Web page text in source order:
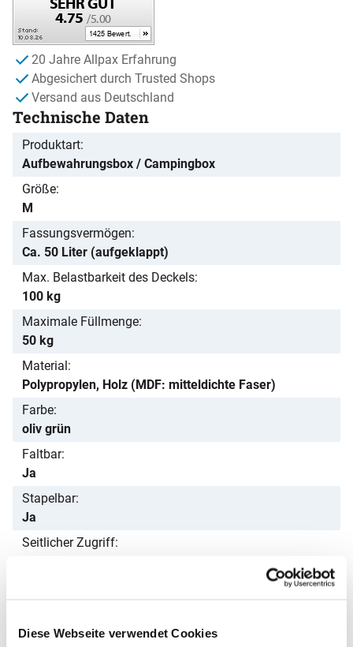
Diese Webseite verwendet Cookies
20 Jahre Allpax Erfahrung
Abgesichert durch Trusted Shops
Versand aus Deutschland
Technische Daten
Produktart
Aufbewahrungsbox / Campingbox
Größe
M
Fassungsvermögen
Ca. 50 Liter (aufgeklappt)
Max. Belastbarkeit des Deckels
100 kg
Maximale Füllmenge
50 kg
Material
Polypropylen, Holz (MDF: mitteldichte Faser)
Farbe
oliv grün
Faltbar
Ja
Stapelbar
Ja
Seitlicher Zugriff
Innenmaße (L × B × H)